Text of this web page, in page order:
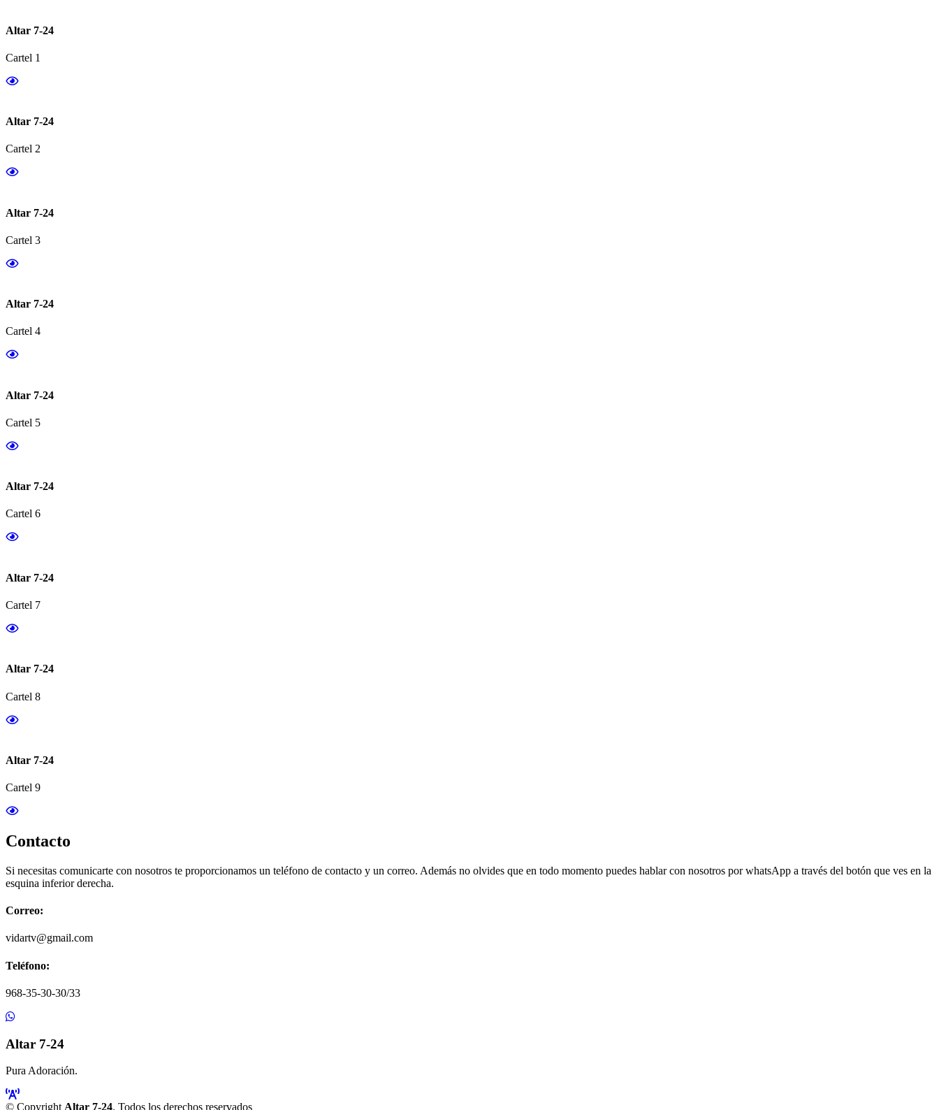
Altar 7-24
Cartel 1
Altar 7-24
Cartel 2
Altar 7-24
Cartel 3
Altar 7-24
Cartel 4
Altar 7-24
Cartel 5
Altar 7-24
Cartel 6
Altar 7-24
Cartel 7
Altar 7-24
Cartel 8
Altar 7-24
Cartel 9
Contacto
Si necesitas comunicarte con nosotros te proporcionamos un teléfono de contacto y un correo. Además no olvides que en todo momento puedes hablar con nosotros por whatsApp a través del botón que ves en la
esquina inferior derecha.
Correo:
vidartv@gmail.com
Teléfono:
968-35-30-30/33
Altar 7-24
Pura Adoración.
© Copyright Altar 7-24. Todos los derechos reservados